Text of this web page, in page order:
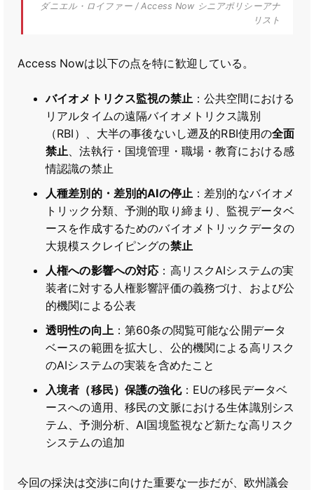
ダニエル・ロイファー / Access Now シニアポリシーアナ
リスト
Access Nowは以下の点を特に歓迎している。
バイオメトリクス監視の禁止：公共空間における
リアルタイムの遠隔バイオメトリクス識別
（RBI）、大半の事後ないし遡及的RBI使用の全面
禁止、法執行・国境管理・職場・教育における感
情認識の禁止
人種差別的・差別的AIの停止：差別的なバイオメ
トリック分類、予測的取り締まり、監視データベ
ースを作成するためのバイオメトリックデータの
大規模スクレイピングの禁止
人権への影響への対応 ：高リスクAIシステムの実
装者に対する人権影響評価の義務づけ、および公
的機関による公表
透明性の向上：第60条の閲覧可能な公開データ
ベースの範囲を拡大し、公的機関による高リスク
のAIシステムの実装を含めたこと
入境者（移民）保護の強化：EUの移民データベ
ースへの適用、移民の文脈における生体識別シス
テム、予測分析、AI国境監視など新たな高リスク
システムの追加
今回の採決は交渉に向けた重要な一歩だが、欧州議会